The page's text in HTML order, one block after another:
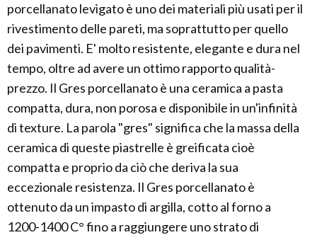
porcellanato levigato è uno dei materiali più usati per il
rivestimento delle pareti, ma soprattutto per quello
dei pavimenti. E' molto resistente, elegante e dura nel
tempo, oltre ad avere un ottimo rapporto qualità-
prezzo. Il Gres porcellanato è una ceramica a pasta
compatta, dura, non porosa e disponibile in un'infinità
di texture. La parola "gres" significa che la massa della
ceramica di queste piastrelle è greificata cioè
compatta e proprio da ciò che deriva la sua
eccezionale resistenza. Il Gres porcellanato è
ottenuto da un impasto di argilla, cotto al forno a
1200-1400 C° fino a raggiungere uno strato di